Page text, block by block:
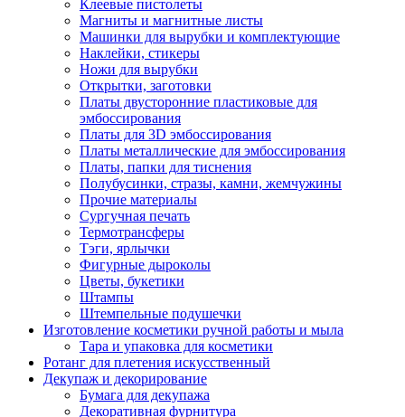
Клеевые пистолеты
Магниты и магнитные листы
Машинки для вырубки и комплектующие
Наклейки, стикеры
Ножи для вырубки
Открытки, заготовки
Платы двусторонние пластиковые для
эмбоссирования
Платы для 3D эмбоссирования
Платы металлические для эмбоссирования
Платы, папки для тиснения
Полубусинки, стразы, камни, жемчужины
Прочие материалы
Сургучная печать
Термотрансферы
Тэги, ярлычки
Фигурные дыроколы
Цветы, букетики
Штампы
Штемпельные подушечки
Изготовление косметики ручной работы и мыла
Тара и упаковка для косметики
Ротанг для плетения искусственный
Декупаж и декорирование
Бумага для декупажа
Декоративная фурнитура